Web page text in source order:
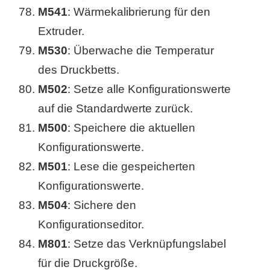
M541: Wärmekalibrierung für den
Extruder.
M530: Überwache die Temperatur
des Druckbetts.
M502: Setze alle Konfigurationswerte
auf die Standardwerte zurück.
M500: Speichere die aktuellen
Konfigurationswerte.
M501: Lese die gespeicherten
Konfigurationswerte.
M504: Sichere den
Konfigurationseditor.
M801: Setze das Verknüpfungslabel
für die Druckgröße.